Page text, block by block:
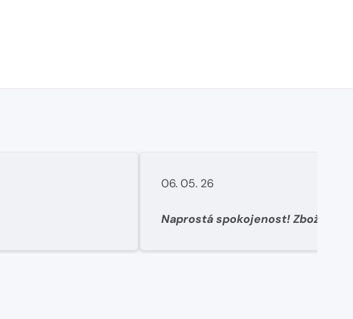
06. 05. 26
Naprostá spokojenost! Zboží dorazilo rychle, dobře